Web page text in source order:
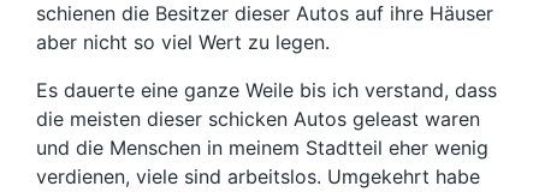
schienen die Besitzer dieser Autos auf ihre Häuser
aber nicht so viel Wert zu legen.
Es dauerte eine ganze Weile bis ich verstand, dass
die meisten dieser schicken Autos geleast waren
und die Menschen in meinem Stadtteil eher wenig
verdienen, viele sind arbeitslos. Umgekehrt habe